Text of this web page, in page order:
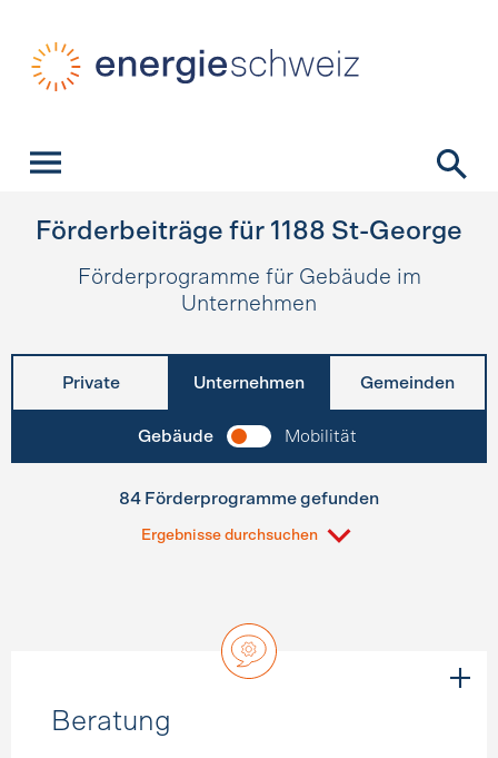
Förderbeiträge für 1188 St-George
Förderprogramme für Gebäude im
Unternehmen
Private Unternehmen Gemeinden
Gebäude Mobilität
84 Förderprogramme gefunden
Ergebnisse durchsuchen
Beratung